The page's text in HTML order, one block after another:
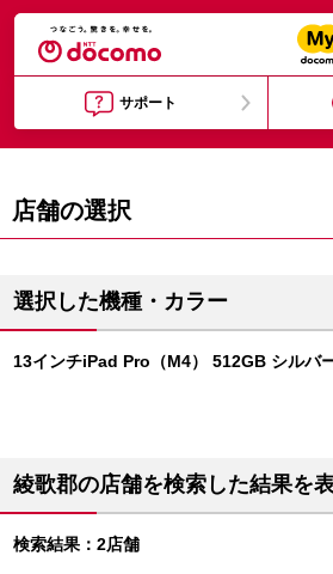
サポート
店舗の選択
選択した機種・カラー
13インチiPad Pro（M4） 512GB シルバ
綾歌郡の店舗を検索した結果を
検索結果：2店舗